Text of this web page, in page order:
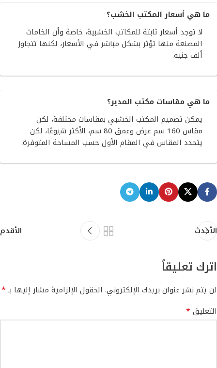
ما هي أسعار المكتب الخشب؟
لا توجد أسعار ثابتة للمكاتب الخشبية، خاصة وأن الخامات
المصنعة منها تؤثر بشكل مباشر في الأسعار، لكنها تتجاوز
ألف جنيه.
ما هي مقاسات مكتب المدير؟
يمكن تصميم المكتب الخشبي بمقاسات مختلفة، لكن
مقاس 160 سم عرض وعمق 80 سم، الأكثر شيوعًا، لكن
يتحدد المقاس في المقام الأول حسب المساحة المتوفرة.
الأحدث الأقدم
اترك تعليقاً
لن يتم نشر عنوان بريدك الإلكتروني. الحقول الإلزامية مشار إليها بـ *
التعليق *